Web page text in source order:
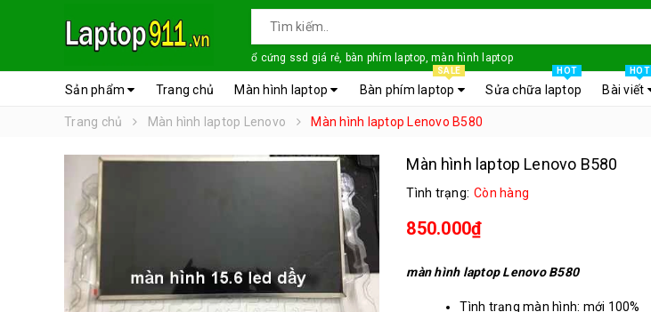
ổ cứng ssd giá rẻ, bàn phím laptop, màn hình laptop
Sản phẩm Trang chủ Màn hình laptop Bàn phím laptop
SALE
Sửa chữa laptop
HOT
Bài viết
HOT
Trang chủ Màn hình laptop Lenovo Màn hình laptop Lenovo B580
Màn hình laptop Lenovo B580
Tình trạng: Còn hàng
850.000₫
màn hình laptop Lenovo B580
Tình trạng màn hình: mới 100%